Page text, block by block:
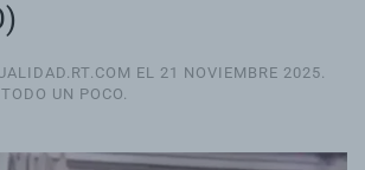
EL 21 NOVIEMBRE 2025.
UN POCO.